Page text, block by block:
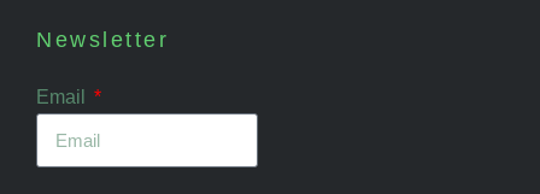
Newsletter
Email